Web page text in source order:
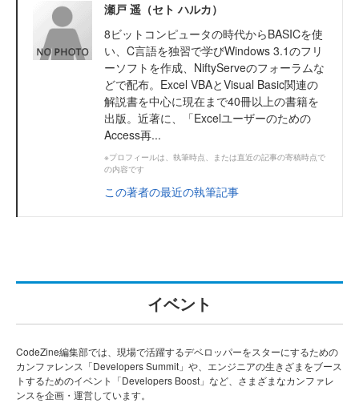
瀬戸 遥（セト ハルカ）
8ビットコンピュータの時代からBASICを使
い、C言語を独習で学びWindows 3.1のフリ
ーソフトを作成、NiftyServeのフォーラムな
どで配布。Excel VBAとVisual Basic関連の
解説書を中心に現在まで40冊以上の書籍を
出版。近著に、「Excelユーザーのための
Access再...
※プロフィールは、執筆時点、または直近の記事の寄稿時点で
の内容です
この著者の最近の執筆記事
イベント
CodeZine編集部では、現場で活躍するデベロッパーをスターにするための
カンファレンス「Developers Summit」や、エンジニアの生きざまをブース
トするためのイベント「Developers Boost」など、さまざまなカンファレ
ンスを企画・運営しています。